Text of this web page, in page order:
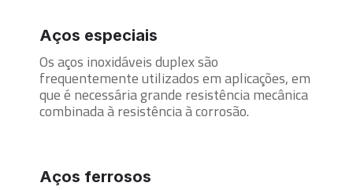
Aços especiais
Os aços inoxidáveis duplex são
frequentemente utilizados em aplicações, em
que é necessária grande resistência mecânica
combinada à resistência à corrosão.
Aços ferrosos